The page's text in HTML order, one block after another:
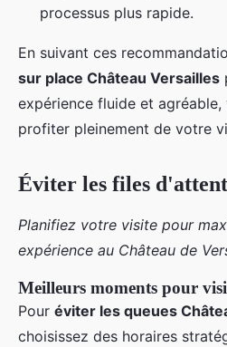
processus plus rapide.
En suivant ces
sur place Château Versailles
expérience fluide et
profiter pleinement de votre
Éviter les files
Planifiez votre visite pour
expérience au Château de
Meilleurs moments pour
Pour éviter les queues
choisissez des horaires